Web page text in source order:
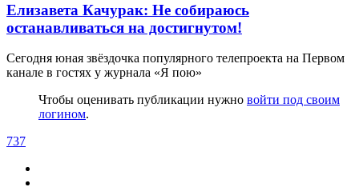
Елизавета Качурак: Не собираюсь
останавливаться на достигнутом!
Сегодня юная звёздочка популярного телепроекта на Первом
канале в гостях у журнала «Я пою»
Чтобы оценивать публикации нужно войти под своим
логином.
737